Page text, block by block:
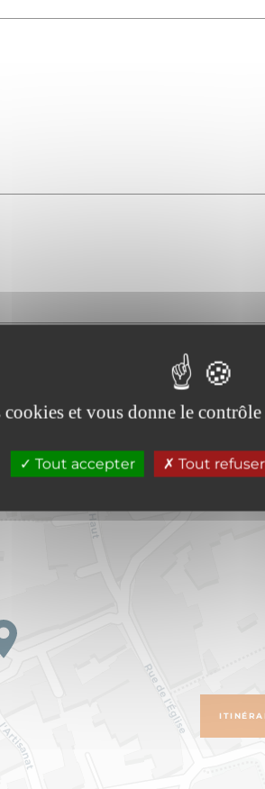
et vous donne le
Tout accepter Tout refuser